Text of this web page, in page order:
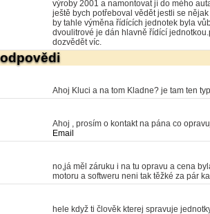
výroby 2001 a namontovat jí do mého
ještě bych potřeboval vědět jestli se
by tahle výměna řídících jednotek byla
dvoulitrové je dán hlavně řídící
dozvědět víc.
Ahoj Kluci a na tom Kladne? je tam ten
Ahoj , prosím o kontakt na pána co
Email
no,já měl záruku i na tu opravu a cena
motoru a softweru neni tak těžké za pár
hele když ti člověk kterej spravuje